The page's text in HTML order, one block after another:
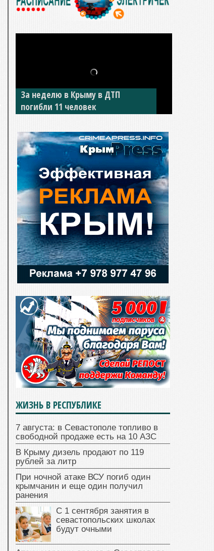
В Джанкое водитель ВАЗа сбил
7 августа: в Севастополе топливо в
свободной продаже есть на 10 АЗС
В Крыму дизель продают по 119
рублей за литр
При ночной атаке ВСУ погиб один
крымчанин и еще один получил
ранения
С 1 сентября занятия в
севастопольских школах
будут очными